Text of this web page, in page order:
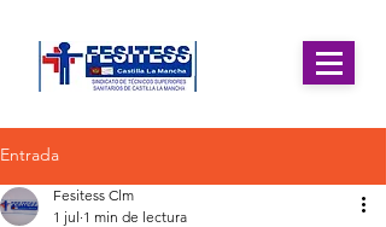
Entrada
Fesitess Clm
1 jul 1 min de lectura